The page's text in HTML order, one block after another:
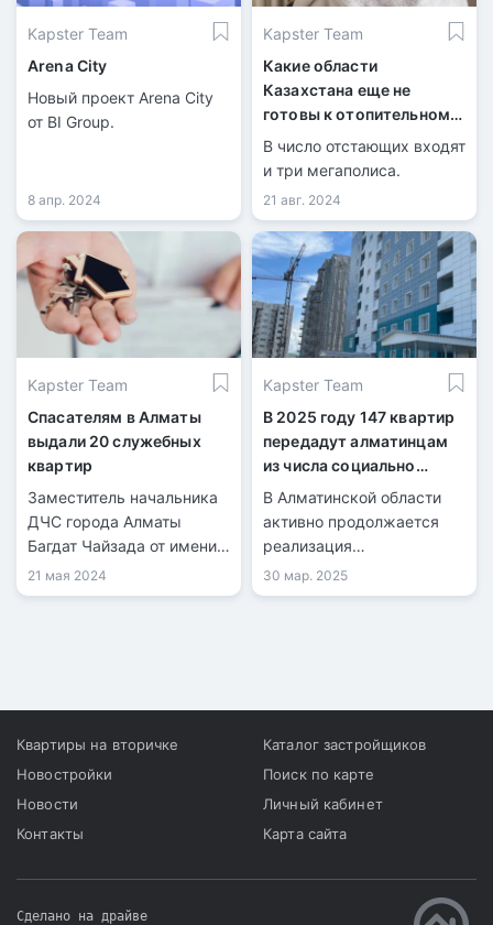
инфраструктуру: детские
сады, школы, игровые
площадки, помещения и
лечебные пункты с
единой архитектурой.
Kapster Team
Arena City
Новый проект Arena City
от BI Group.
8 апр. 2024
Kapster Team
Какие области
Казахстана еще не
готовы к отопительному
сезону?
В число отстающих входят
и три мегаполиса.
21 авг. 2024
Kapster Team
Спасателям в Алматы
выдали 20 служебных
квартир
Заместитель начальника
ДЧС города Алматы
Багдат Чайзада от имени
руководства
департамента вручил
21 мая 2024
Kapster Team
В 2025 году 147 квартир
передадут алматинцам
из числа социально
уязвимых категорий
В Алматинской области
активно продолжается
реализация
государственных
программ по
собственных квартир, а
финансирование
строительства и
приобретения жилья
заметно увеличилось.
30 мар. 2025
Квартиры на вторичке
Новостройки
Новости
Контакты
Каталог застройщиков
Поиск по карте
Личный кабинет
Карта сайта
Сделано на драйве